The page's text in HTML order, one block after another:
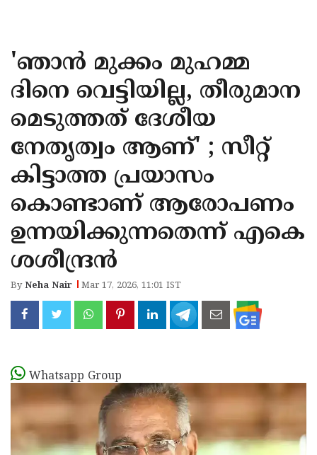
KANNUR
KASARAGOD
'ഞാൻ മുക്കം മുഹമ്മ
ദിനെ വെട്ടിയില്ല, തീരുമാന
മെടുത്തത് ദേശീയ
നേതൃത്വം ആണ്' ; സീറ്റ്
കിട്ടാത്ത പ്രയാസം
കൊണ്ടാണ് ആരോപണം
ഉന്നയിക്കുന്നതെന്ന് എകെ
ശശീന്ദ്രൻ
ByNeha Nair Mar 17, 2026, 11:01 IST
Whatsapp Group